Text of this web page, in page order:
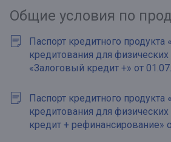
Общие условия по
Паспорт кредитного
кредитования для физических
«Залоговый кредит +» от
Паспорт кредитного
кредитования для
кредит + рефинансирование»